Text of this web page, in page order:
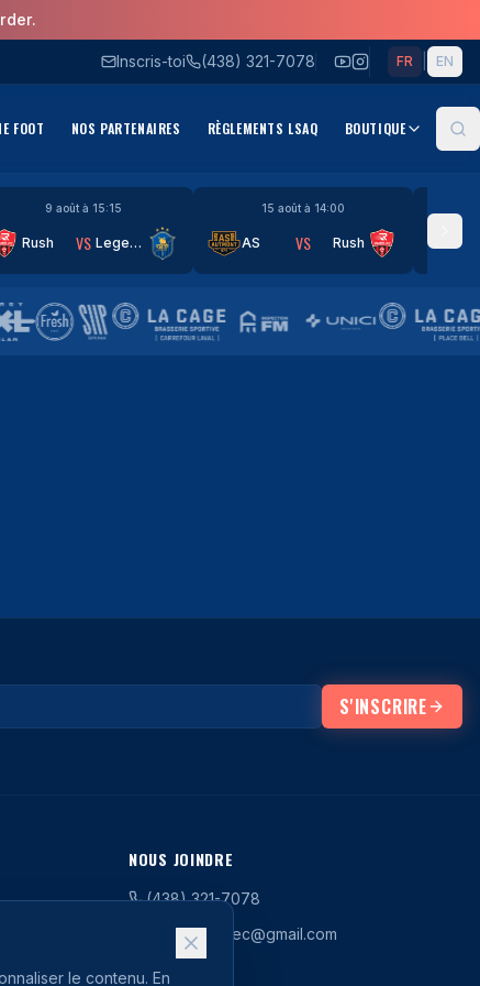
Inscris-toi (438) 321-7078 FR EN
FOOT NOS PARTENAIRES RÈGLEMENTS LSAQ BOUTIQUE
9 août à 15:15
Rush VS Legends
15 août à 14:00
AS VS Rush
S'INSCRIRE
NOUS JOINDRE
(438) 321-7078
infolsaquebec@gmail.com
le contenu. En